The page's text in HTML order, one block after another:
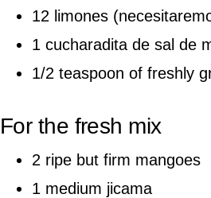
12 limones
1 cucharadita de sal de
1/2 teaspoon of freshly
For the fresh mix
2 ripe but firm mangoes
1 medium jicama